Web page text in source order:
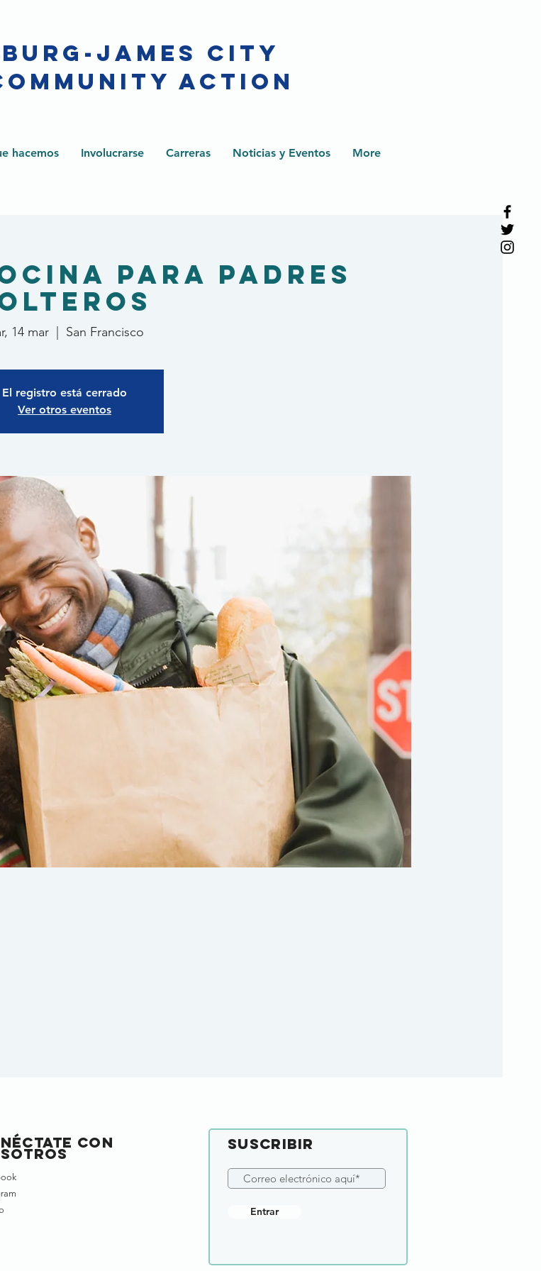
hacemos Involucrarse Carreras Noticias y Eventos More
JAMES CITY
ACTION
para padres
14 mar San Francisco
El registro está cerrado
Ver otros eventos
con SUSCRIBIR
Entrar